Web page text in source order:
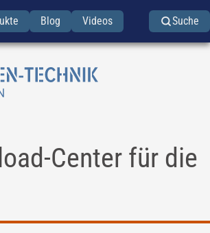
Blog Videos Suche
Center für die